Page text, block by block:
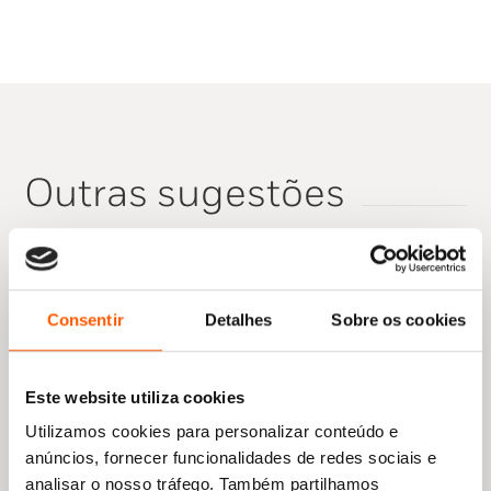
Consentir Detalhes Sobre os cookies
Este website utiliza cookies
Utilizamos cookies para personalizar conteúdo e
anúncios, fornecer funcionalidades de redes sociais e
analisar o nosso tráfego. Também partilhamos
inspirá-lo.»
Amit Goswani,autor bestseller internacional
especialista em Física Quântica
Outras sugestões